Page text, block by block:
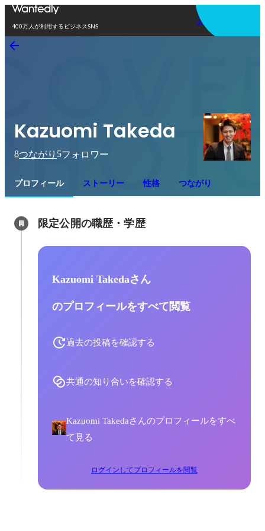
400万人が利用するビジネスSNS
アプリを使う
Kazuomi Takeda
8つながり 5フォロワー
プロフィール ストーリー 性格 つながり
限定公開の職歴・学歴
Kazuomi Takedaさん
のプロフィールをすべて閲覧
過去の投稿を確認する
共通の知り合いを確認する
Kazuomi Takedaさんのプロフィールをすべ
て見る
ログインしてプロフィールを閲覧